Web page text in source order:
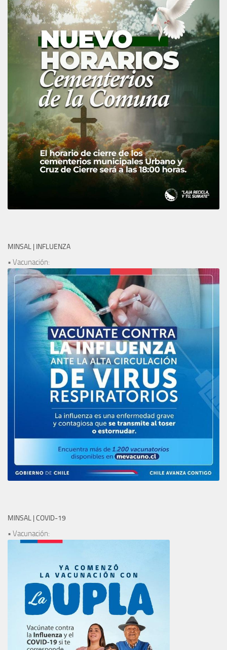
MINSAL | INFLUENZA
• Vacunación:
MINSAL | COVID-19
• Vacunación: